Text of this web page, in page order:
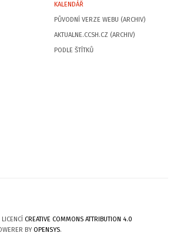
KALENDÁŘ
PŮVODNÍ VERZE WEBU (ARCHIV)
AKTUALNE.CCSH.CZ (ARCHIV)
PODLE ŠTÍTKŮ
CREATIVE COMMONS ATTRIBUTION 4.0
BYOPENSYS.